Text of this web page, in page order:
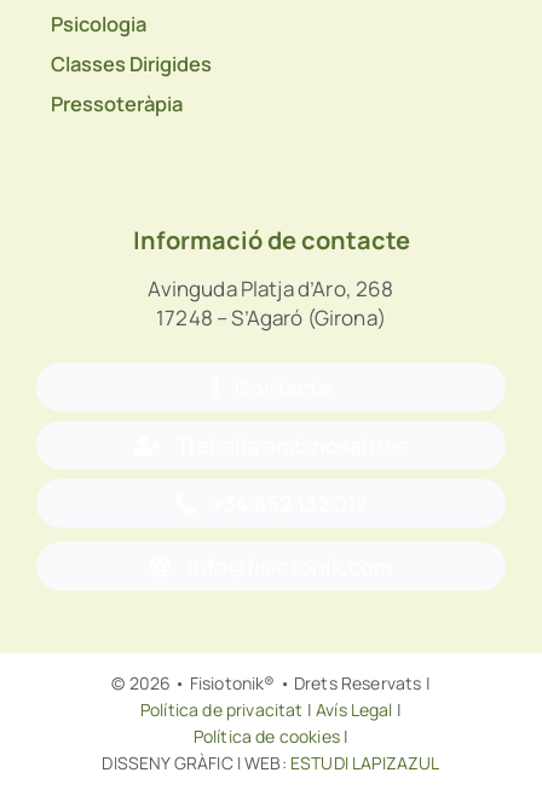
Psicologia
Classes Dirigides
Pressoteràpia
Informació de contacte
Avinguda Platja d’Aro, 268
17248 – S’Agaró (Girona)
© 2026 • Fisiotonik® • Drets Reservats |
Política de privacitat |Avís Legal |
Política de cookies|
DISSENY GRÀFIC I WEB: ESTUDI LAPIZAZUL